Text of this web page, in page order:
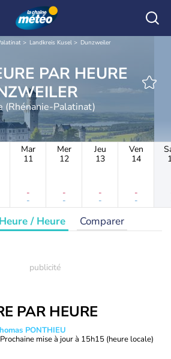
Landkreis Kusel Dunzweiler
PAR HEURE
(Rhénanie-Palatinat)
Mar
11
-
-
Mer
12
-
-
Jeu
13
-
-
Ven
14
-
-
Heure / Heure Comparer
PAR HEURE
PONTHIEU
mise à jour à 15h15 (heure locale)